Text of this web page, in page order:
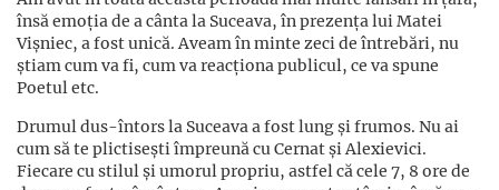
însă emoția de a cânta la Suceava, în prezența lui Matei
Vișniec, a fost unică. Aveam în minte zeci de întrebări, nu
știam cum va fi, cum va reacționa publicul, ce va spune
Poetul etc.
Drumul dus-întors la Suceava a fost lung și frumos. Nu ai
cum să te plictisești împreună cu Cernat și Alexievici.
Fiecare cu stilul și umorul propriu, astfel că cele 7, 8 ore de